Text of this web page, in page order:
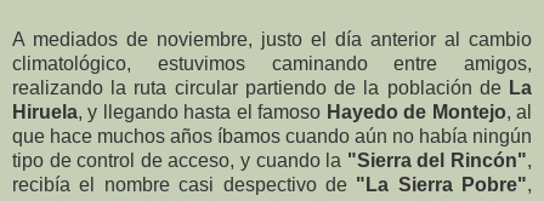
A mediados de noviembre, justo el día anterior al cambio
climatológico, estuvimos caminando entre amigos,
realizando la ruta circular partiendo de la población de La
Hiruela, y llegando hasta el famoso Hayedo de Montejo, al
que hace muchos años íbamos cuando aún no había ningún
tipo de control de acceso, y cuando la "Sierra del Rincón",
recibía el nombre casi despectivo de "La Sierra Pobre",